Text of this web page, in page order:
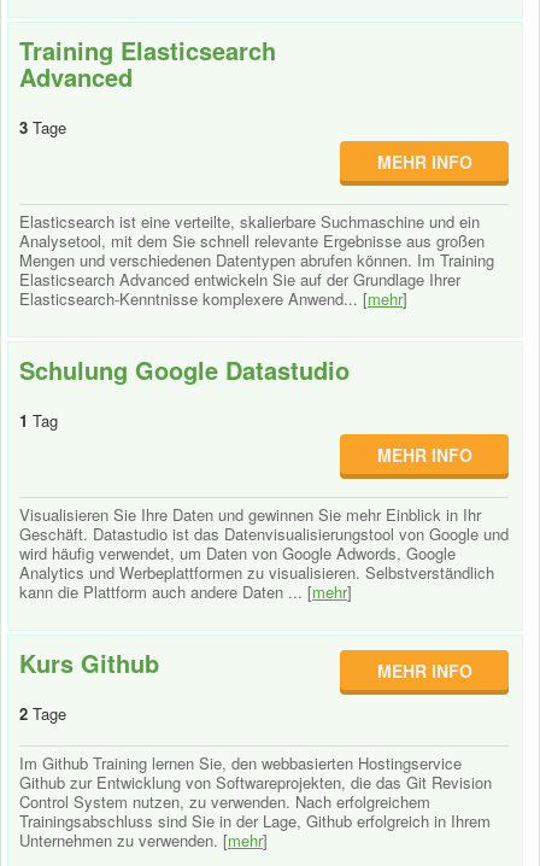
Training Elasticsearch
Advanced
3 Tage
MEHR INFO
Elasticsearch ist eine verteilte, skalierbare Suchmaschine und ein
Analysetool, mit dem Sie schnell relevante Ergebnisse aus großen
Mengen und verschiedenen Datentypen abrufen können. Im Training
Elasticsearch Advanced entwickeln Sie auf der Grundlage Ihrer
Elasticsearch-Kenntnisse komplexere Anwend... [mehr]
Schulung Google Datastudio
1 Tag
MEHR INFO
Visualisieren Sie Ihre Daten und gewinnen Sie mehr Einblick in Ihr
Geschäft. Datastudio ist das Datenvisualisierungstool von Google und
wird häufig verwendet, um Daten von Google Adwords, Google
Analytics und Werbeplattformen zu visualisieren. Selbstverständlich
kann die Plattform auch andere Daten ... [mehr]
Kurs Github
2 Tage
MEHR INFO
Im Github Training lernen Sie, den webbasierten Hostingservice
Github zur Entwicklung von Softwareprojekten, die das Git Revision
Control System nutzen, zu verwenden. Nach erfolgreichem
Trainingsabschluss sind Sie in der Lage, Github erfolgreich in Ihrem
Unternehmen zu verwenden. [mehr]